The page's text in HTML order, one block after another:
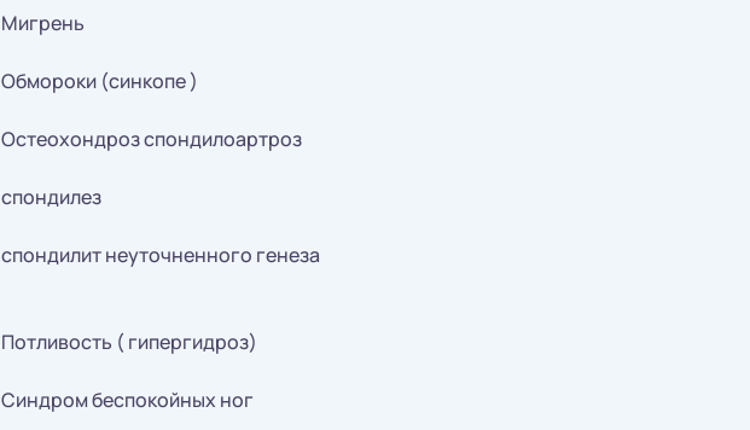
Мигрень
Обмороки (синкопе )
Остеохондроз спондилоартроз
спондилез
спондилит неуточненного генеза
Потливость ( гипергидроз)
Синдром беспокойных ног